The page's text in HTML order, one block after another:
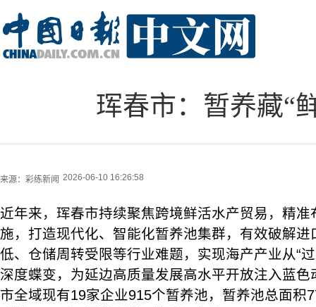
珲春市：暂养藏“
来源： 彩练新闻 2026-06-10 16:26:58
近年来，珲春市持续聚焦跨境鲜活水产贸易，精
施，打造现代化、智能化暂养池集群，有效破解
低、仓储周转受限等行业难题，实现海产产业从“
深度蝶变，为延边高质量发展高水平开放注入蓝
市全域现有19家企业915个暂养池，暂养池总面积